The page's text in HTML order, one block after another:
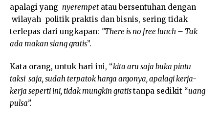
apalagi yang nyerempetatau bersentuhan dengan
wilayah politik praktis dan bisnis, sering tidak
terlepas dari ungkapan: ”There is no free lunch – Tak
ada makan siang gratis”.
Kata orang, untuk hari ini, “kita aru saja buka pintu
taksi saja, sudah terpatok harga argonya, apalagi kerja-
kerja seperti ini, tidak mungkin gratistanpa sedikit “uang
pulsa”.